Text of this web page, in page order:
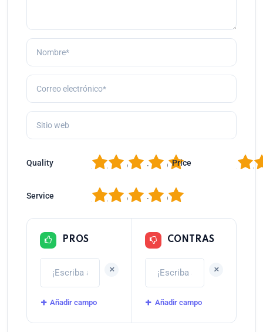
Quality 5
4
3
2 Price 2
Service 5
4
3
2
PROS
+
Añadir campo
CONTRAS
+
Añadir campo